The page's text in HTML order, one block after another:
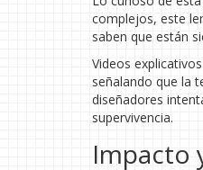
complejos, este
saben que están
Videos
señalando que la
diseñadores
supervivencia.
Impacto